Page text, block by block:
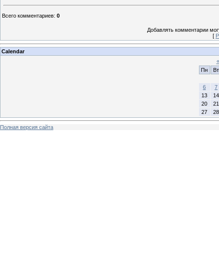
Всего комментариев: 0
Добавлять комментарии
[
Calendar
«
Пн
Вт
6
7
13
14
20
21
27
28
Полная версия сайта